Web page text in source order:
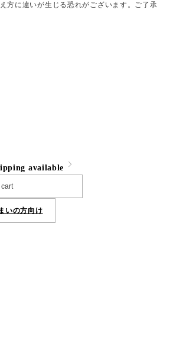
方に違いが生じる恐れがございます。ご了承
available
いの方向け